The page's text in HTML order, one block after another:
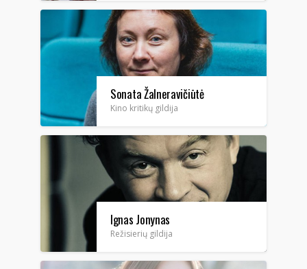
Sonata Žalneravičiūtė
Kino kritikų gildija
Ignas Jonynas
Režisierių gildija